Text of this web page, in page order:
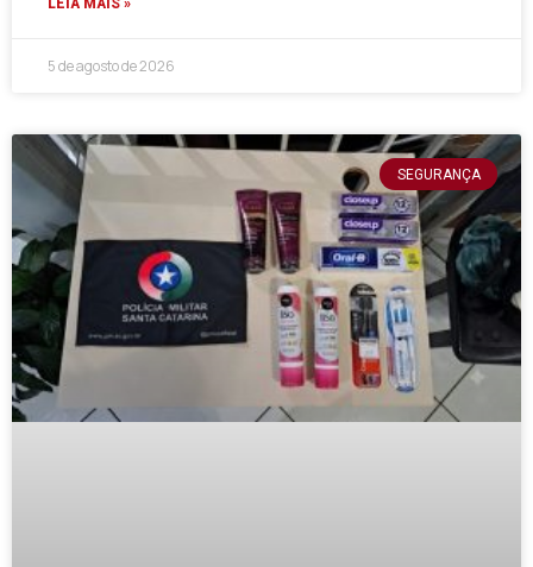
LEIA MAIS »
5 de agosto de 2026
SEGURANÇA